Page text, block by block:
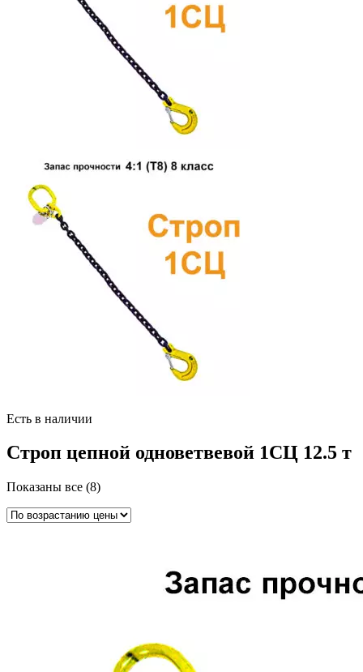
Есть в наличии
Строп цепной одноветвевой 1СЦ 12.5 т
Показаны все (8)Цены:
возрастанию